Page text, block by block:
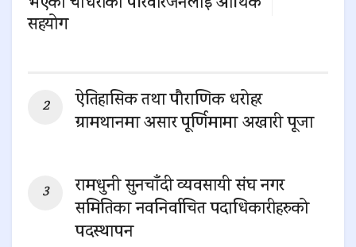
सहयोग
ऐतिहासिक तथा पौराणिक धरोहर
ग्रामथानमा असार पूर्णिमामा अखारी पूजा
रामधुनी सुनचाँदी व्यवसायी संघ नगर
समितिका नवनिर्वाचित पदाधिकारीहरुको
पदस्थापन